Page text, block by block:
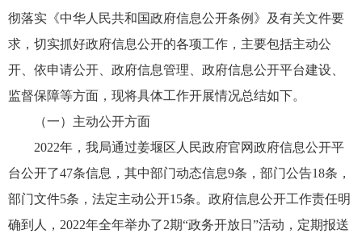
彻落实《中华人民共和国政府信息公开条例》及有关文件要
求，切实抓好政府信息公开的各项工作，主要包括主动公
开、依申请公开、政府信息管理、政府信息公开平台建设、
监督保障等方面，现将具体工作开展情况总结如下。
（一）主动公开方面
2022年，我局通过姜堰区人民政府官网政府信息公开平
台公开了47条信息，其中部门动态信息9条，部门公告18条，
部门文件5条，法定主动公开15条。政府信息公开工作责任明
确到人，2022年全年举办了2期“政务开放日”活动，定期报送